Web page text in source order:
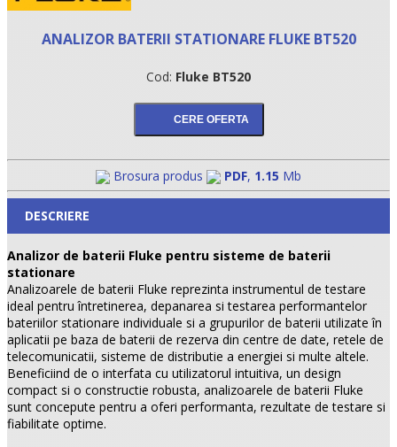
•
•
ANALIZOR BATERII STATIONARE FLUKE BT520
Cod: Fluke BT520
Brosura produs PDF, 1.15 Mb
DESCRIERE
Analizor de baterii Fluke pentru sisteme de baterii
stationare
Analizoarele de baterii Fluke reprezinta instrumentul de testare
ideal pentru întretinerea, depanarea si testarea performantelor
bateriilor stationare individuale si a grupurilor de baterii utilizate în
aplicatii pe baza de baterii de rezerva din centre de date, retele de
telecomunicatii, sisteme de distributie a energiei si multe altele.
Beneficiind de o interfata cu utilizatorul intuitiva, un design
compact si o constructie robusta, analizoarele de baterii Fluke
sunt concepute pentru a oferi performanta, rezultate de testare si
fiabilitate optime.